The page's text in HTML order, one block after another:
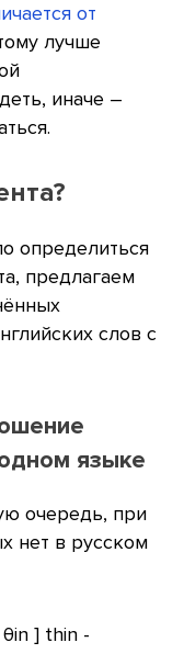
от
лучше
иначе –
определиться
предлагаем
слов с
языке
очередь, при
нет в русском
] thin -